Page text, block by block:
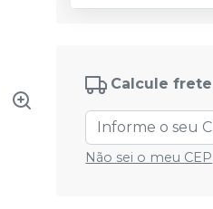
Calcule
Não sei o meu CEP